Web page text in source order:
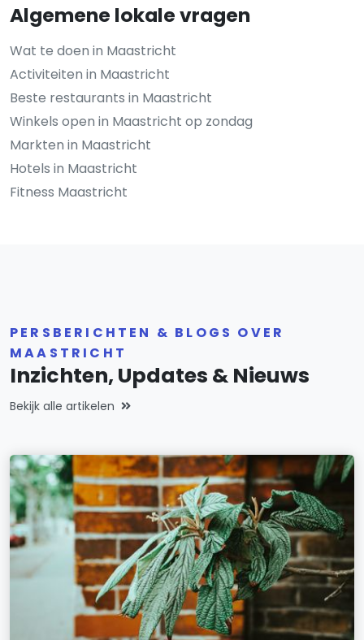
Algemene lokale vragen
Wat te doen in Maastricht
Activiteiten in Maastricht
Beste restaurants in Maastricht
Winkels open in Maastricht op zondag
Markten in Maastricht
Hotels in Maastricht
Fitness Maastricht
PERSBERICHTEN & BLOGS OVER
MAASTRICHT
Inzichten, Updates & Nieuws
Bekijk alle artikelen